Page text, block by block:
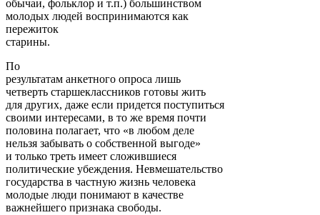
обычаи, фольклор и т.п.) большинством
молодых людей воспринимаются как
пережиток
старины.
По
результатам анкетного опроса лишь
четверть старшеклассников готовы жить
для других, даже если придется поступиться
своими интересами, в то же время почти
половина полагает, что «в любом деле
нельзя забывать о собственной выгоде»
и только треть имеет сложившиеся
политические убеждения. Невмешательство
государства в частную жизнь человека
молодые люди понимают в качестве
важнейшего признака свободы.